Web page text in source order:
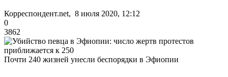
Корреспондент.net, 8 июля 2020, 12:12
0
3862
Почти 240 жизней унесли беспорядки в Эфиопии